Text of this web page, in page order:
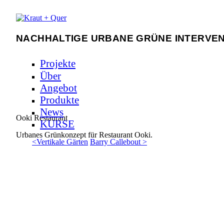
Skip to main content
NACHHALTIGE URBANE GRÜNE
Projekte
Über
Angebot
Produkte
News
KURSE
<Vertikale Gärten Barry Callebout >
Ooki Restaurant
Urbanes Grünkonzept für Restaurant Ooki.